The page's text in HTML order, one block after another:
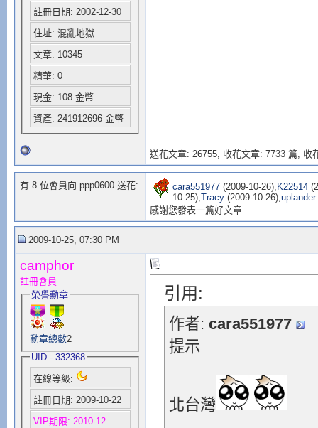
註冊日期: 2002-12-30
住址: 混亂地獄
文章: 10345
精華: 0
現金: 108 金幣
資產: 241912696 金幣
送花文章: 26755, 收花文章: 7733 篇, 收
有 8 位會員向 ppp0600 送花: cara551977(2009-10-26), K22514
10-25),Tracy(2009-10-26),uplander
感謝您發表一篇好文章
2009-10-25, 07:30 PM
camphor
註冊會員
榮譽勳章
勳章總數2
UID - 332368
在線等級:
註冊日期: 2009-10-22
VIP期限: 2010-12
引用:
作者: cara551977
提示
北台灣